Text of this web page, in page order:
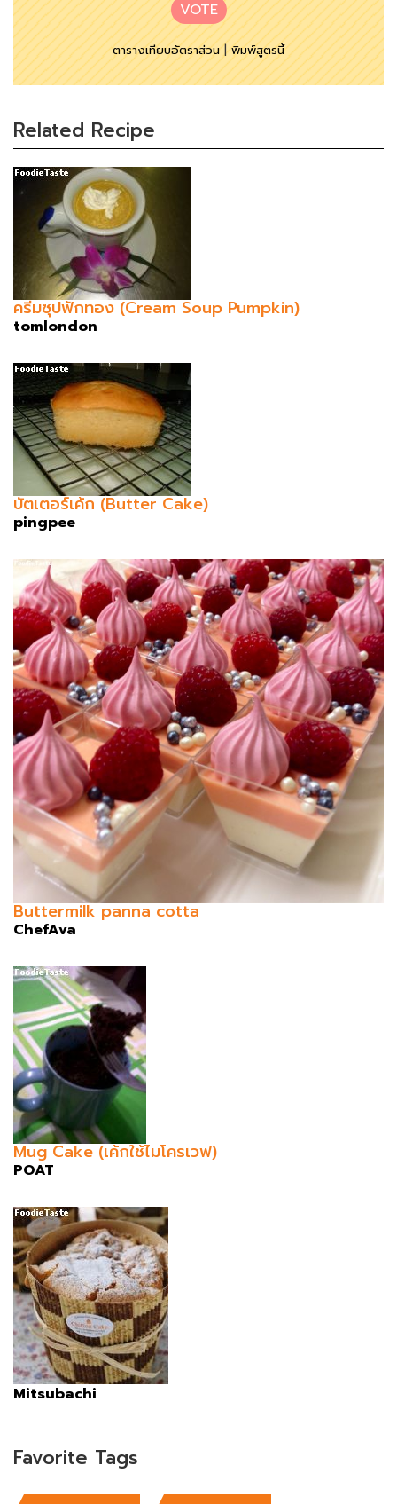
VOTE
ตารางเทียบอัตราส่วน|พิมพ์สูตรนี้
Related Recipe
ครีมซุปฟักทอง (Cream Soup Pumpkin)
tomlondon
บัตเตอร์เค้ก (Butter Cake)
pingpee
Buttermilk panna cotta
ChefAva
Mug Cake (เค้กใช้ไมโครเวฟ)
POAT
Mitsubachi
Favorite Tags